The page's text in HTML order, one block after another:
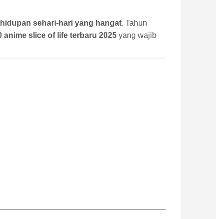
sehari-hari yang hangat. Tahun
anime slice of life terbaru 2025 yang wajib